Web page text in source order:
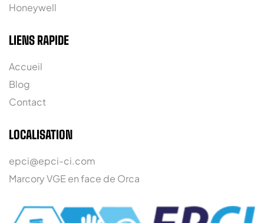
Honeywell
LIENS RAPIDE
Accueil
Blog
Contact
LOCALISATION
epci@epci-ci.com
Marcory VGE en face de Orca